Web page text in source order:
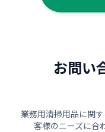
お問い
業務用清掃用品に関
客様のニーズに合